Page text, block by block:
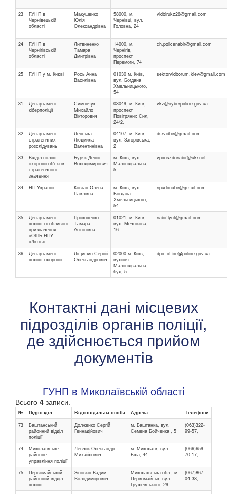
23
ГУНП в
Чернівецькій
області
Макушенко
Юлія
Олександрівна
58000, м.
Чернівці, вул.
Головна, 24
vidbirukz26@gmail.com
24
ГУНП в
Чернігівській
області
Литвиненко
Тамара
Дмитрівна
14000, м.
Чернігів,
проспект
Перемоги, 74
ch.policenabir@gmail.com
25 ГУНП у м. Києві
Рось Анна
Василівна
01030 м. Київ,
вул. Богдана
Хмельницького,
54
sektorvidborum.kiev@gmail.com
31
Департамент
кіберполіції
Симончук
Михайло
Вікторович
03049, м. Київ,
проспект
Повітряних Сил,
24/2.
vkz@cyberpolice.gov.ua
32
Департамент
стратегічних
розслідувань
Ленська
Людмила
Валентинівна
04107, м. Київ,
вул. Загорівська,
2
dsrvidbir@gmail.com
33
Відділ поліції
охорони об'єктів
стратегічного
значення
Буряк Денис
Володимирович
м. Київ, вул.
Малопідвальна,
5
vpooszdonabir@ukr.net
34 НП України
Ковган Олена
Павлівна
м. Київ, вул.
Богдана
Хмельницького,
54
npudonabir@gmail.com
35
Департамент
поліції особливого
призначення
«ОШБ НПУ
«Лють»
Прокопенко
Тамара
Антонівна
01021, м. Київ,
вул. Мечнікова,
16
nabir.lyut@gmail.com
36
Департамент
поліції охорони
Ліщишин Сергій
Олександрович
02000 м. Київ,
вулиця
Малопідвальна,
буд. 5
dpo_office@police.gov.ua
Контактні дані місцевих
підрозділів органів поліції,
де здійснюється прийом
документів
ГУНП в Миколаївській області
Всього 4 записи.
№ Підрозділ Відповідальна особа Адреса
Телефони
73
Баштанський
районний відділ
поліції
Долженко Сергій
Геннадійович
м. Баштанка, вул.
Семена Бойченка , 5
(063)322-
99-57,
74
Миколаївське
районне
управління поліції
Левчик Олександр
Михайлович
м. Миколаїв, вул.
Біла, 44
(066)659-
70-17,
75
Первомайський
районний відділ
поліції
Зіновкін Вадим
Володимирович
Миколаївська обл., м.
Первомайськ, вул.
Грушевського, 29
(067)867-
04-38,